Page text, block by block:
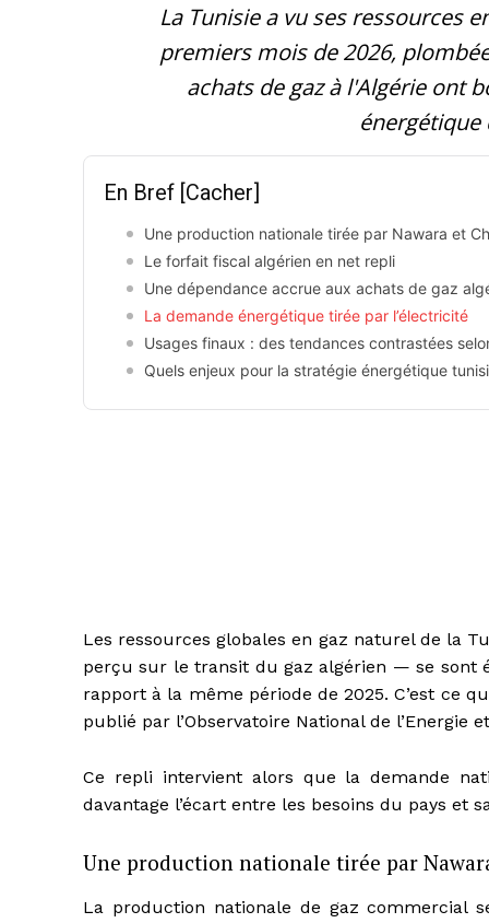
La Tunisie a vu ses ressources
premiers mois de 2026,
achats de gaz à l'Algérie ont
énergétique
En Bref [Cacher]
Une production nationale tirée par Nawara et
Le forfait fiscal algérien en net repli
Une dépendance accrue aux achats de gaz
La demande énergétique tirée par l’électricité
Usages finaux : des tendances contrastées
Quels enjeux pour la stratégie énergétique
Les ressources globales en gaz naturel de la
perçu sur le transit du gaz algérien — se sont
rapport à la même période de 2025. C’est ce
publié par l’Observatoire National de l’Energie
Ce repli intervient alors que la demande
davantage l’écart entre les besoins du pays et
Une production nationale tirée par
La production nationale de gaz commercial